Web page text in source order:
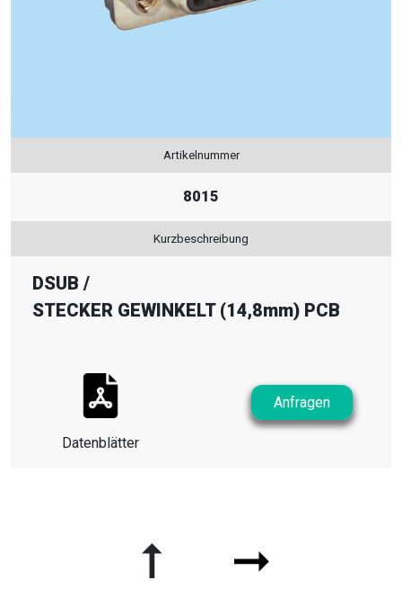
Artikelnummer
8015
Kurzbeschreibung
DSUB /
STECKER GEWINKELT (14,8mm) PCB
Datenblätter
Anfragen
➞ ➞